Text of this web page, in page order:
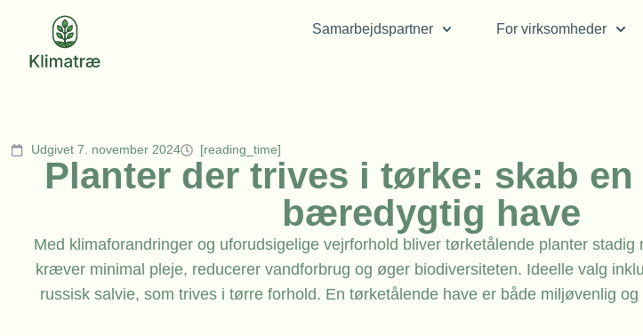
Samarbejdspartner For virksomheder
Udgivet 7. november 2024 [reading_time]
Planter der trives i tørke: skab
bæredygtig have
Med klimaforandringer og uforudsigelige vejrforhold bliver tørketålende planter stadig
kræver minimal pleje, reducerer vandforbrug og øger biodiversiteten. Ideelle valg
russisk salvie, som trives i tørre forhold. En tørketålende have er både miljøvenlig